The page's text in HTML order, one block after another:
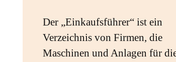
Der „Einkaufsführer“ ist ein
Verzeichnis von Firmen, die
Maschinen und Anlagen für